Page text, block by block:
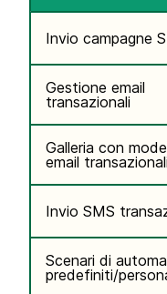
Invio campagne
Gestione email
transazionali
Galleria con
email transazionali
Invio SMS
Scenari di
predefiniti/